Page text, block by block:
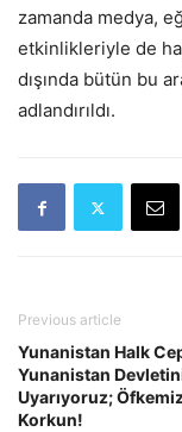
zamanda medya,
etkinlikleriyle de
dışında bütün bu
adlandırıldı.
Previous article
Yunanistan Halk
Yunanistan
Uyarıyoruz;
Korkun!